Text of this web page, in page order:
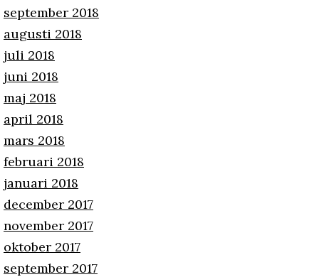
september 2018
augusti 2018
juli 2018
juni 2018
maj 2018
april 2018
mars 2018
februari 2018
januari 2018
december 2017
november 2017
oktober 2017
september 2017